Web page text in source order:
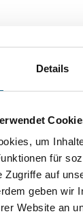
Details
um
für
Zugriffe auf
geben wir
Website an
zu sehen
125 cm (Clean